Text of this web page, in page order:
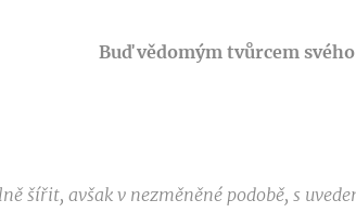
Buď vědomým tvůrcem
šířit, avšak v nezměněné podobě, s